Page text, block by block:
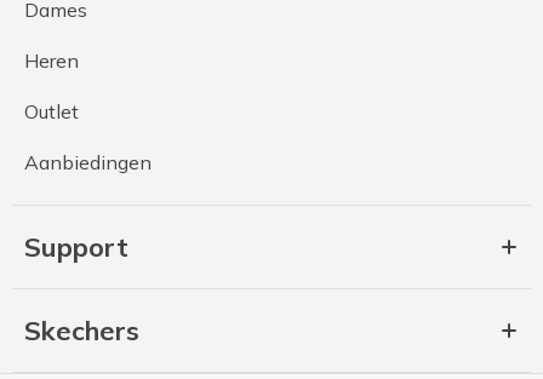
Dames
Heren
Outlet
Aanbiedingen
Support
Skechers